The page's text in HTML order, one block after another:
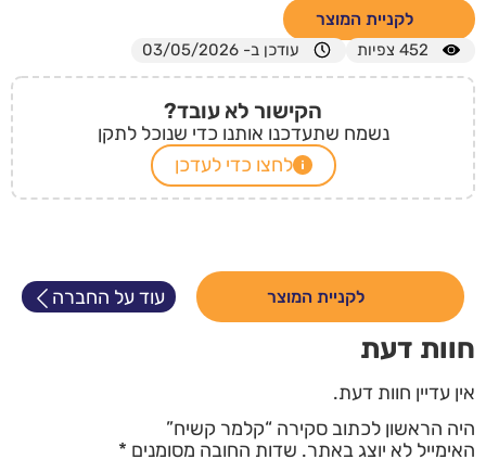
לקניית המוצר
452 צפיות עודכן ב- 03/05/2026
הקישור לא עובד?
נשמח שתעדכנו אותנו כדי שנוכל לתקן
לחצו כדי לעדכן
לקניית המוצר עוד על החברה
חוות דעת
אין עדיין חוות דעת.
היה הראשון לכתוב סקירה “קלמר קשיח”
האימייל לא יוצג באתר. שדות החובה מסומנים *